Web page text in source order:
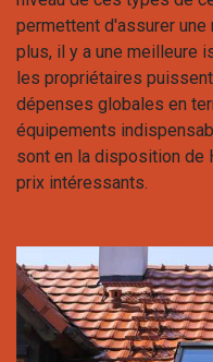
permettent d'assurer une
plus, il y a une meilleure
les propriétaires
dépenses globales en
équipements
sont en la disposition de
prix intéressants.